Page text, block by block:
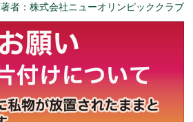
著者：株式会社ニューオリンピッククラブ